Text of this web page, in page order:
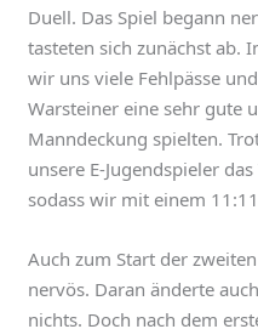
Duell. Das Spiel begann
tasteten sich zunächst ab.
wir uns viele Fehlpässe
Warsteiner eine sehr gute
Manndeckung spielten.
unsere E-Jugendspieler
sodass wir mit einem
Auch zum Start der
nervös. Daran änderte
nichts. Doch nach dem